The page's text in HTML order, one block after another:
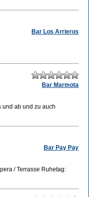
Bar Los Arrieros
Bar Marmota
und ab und zu auch
Bar Pay Pay
/ Terrasse Ruhetag: